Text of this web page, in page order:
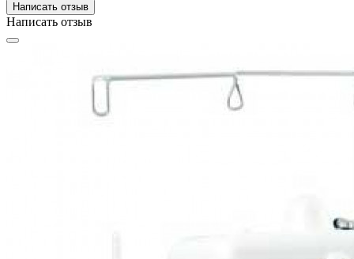
Написать отзыв
Написать отзыв